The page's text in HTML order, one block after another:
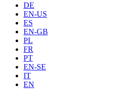
DE
EN-US
ES
EN-GB
PL
FR
PT
EN-SE
IT
EN